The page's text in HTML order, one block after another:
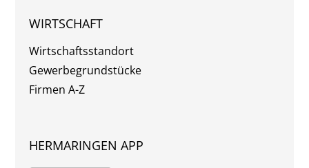
WIRTSCHAFT
Wirtschaftsstandort
Gewerbegrundstücke
Firmen A-Z
HERMARINGEN APP